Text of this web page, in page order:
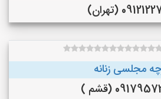
(تهران)
مجلسی زنانه
(قشم )